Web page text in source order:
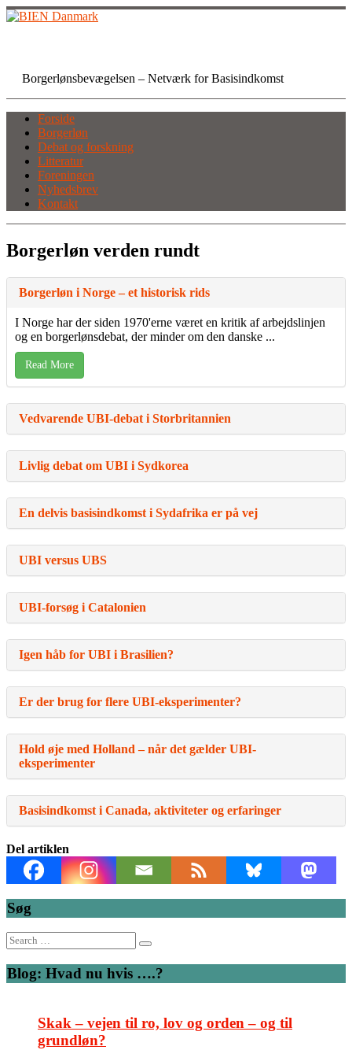
Skip
to
Borgerlønsbevægelsen – Netværk for Basisindkomst
Forside
Borgerløn
Debat og forskning
Litteratur
Foreningen
Nyhedsbrev
Kontakt
Borgerløn verden rundt
Borgerløn i Norge – et historisk rids
I Norge har der siden 1970'erne været en kritik af arbejdslinjen
og en borgerlønsdebat, der minder om den danske ...
Read More
Vedvarende UBI-debat i Storbritannien
Livlig debat om UBI i Sydkorea
En delvis basisindkomst i Sydafrika er på vej
UBI versus UBS
UBI-forsøg i Catalonien
Igen håb for UBI i Brasilien?
Er der brug for flere UBI-eksperimenter?
Hold øje med Holland – når det gælder UBI-
eksperimenter
Basisindkomst i Canada, aktiviteter og erfaringer
Del artiklen
Søg
Search
for:
Blog: Hvad nu hvis ….?
Skak – vejen til ro, lov og orden – og til
grundløn?